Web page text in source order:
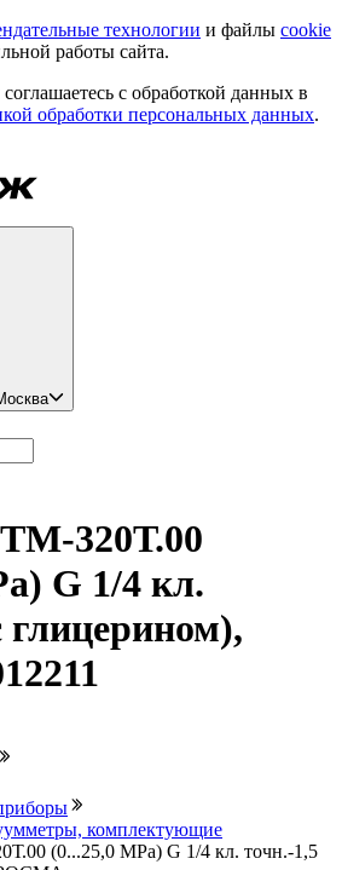
технологии и файлы cookie
работы сайта.
с обработкой данных в
обработки персональных данных.
320Т.00
G 1/4 кл.
глицерином),
комплектующие
(0...25,0 МРа) G 1/4 кл. точн.-1,5